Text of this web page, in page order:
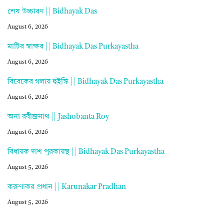
শেষ উচ্চারণ || Bidhayak Das
August 6, 2026
মাটির স্বাক্ষর || Bidhayak Das Purkayastha
August 6, 2026
বিবেকের গলায় হুইস্কি || Bidhayak Das Purkayastha
August 6, 2026
অন্য রবীন্দ্রনাথ || Jashobanta Roy
August 6, 2026
বিধায়ক দাশ পুরকায়স্থ || Bidhayak Das Purkayastha
August 5, 2026
করুণাকর প্রধান || Karunakar Pradhan
August 5, 2026